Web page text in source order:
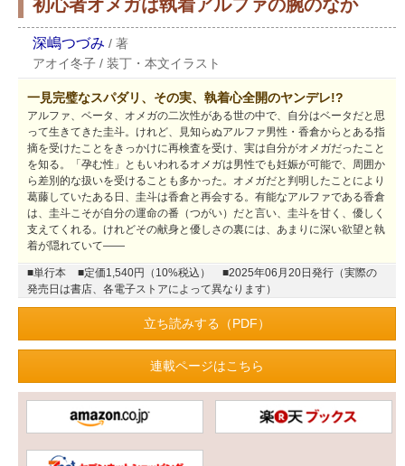
初心者オメガは執着アルファの腕のなか
深嶋つづみ / 著
アオイ冬子 / 装丁・本文イラスト
一見完璧なスパダリ、その実、執着心全開のヤンデレ!?
アルファ、ベータ、オメガの二次性がある世の中で、自分はベータだと思
って生きてきた圭斗。けれど、見知らぬアルファ男性・香倉からとある指
摘を受けたことをきっかけに再検査を受け、実は自分がオメガだったこと
を知る。「孕む性」ともいわれるオメガは男性でも妊娠が可能で、周囲か
ら差別的な扱いを受けることも多かった。オメガだと判明したことにより
葛藤していたある日、圭斗は香倉と再会する。有能なアルファである香倉
は、圭斗こそが自分の運命の番（つがい）だと言い、圭斗を甘く、優しく
支えてくれる。けれどその献身と優しさの裏には、あまりに深い欲望と執
着が隠れていて――
■単行本 ■定価1,540円（10%税込）
■2025年06月20日発行（実際の
発売日は書店、各電子ストアによって異なります）
立ち読みする（PDF）
連載ページはこちら